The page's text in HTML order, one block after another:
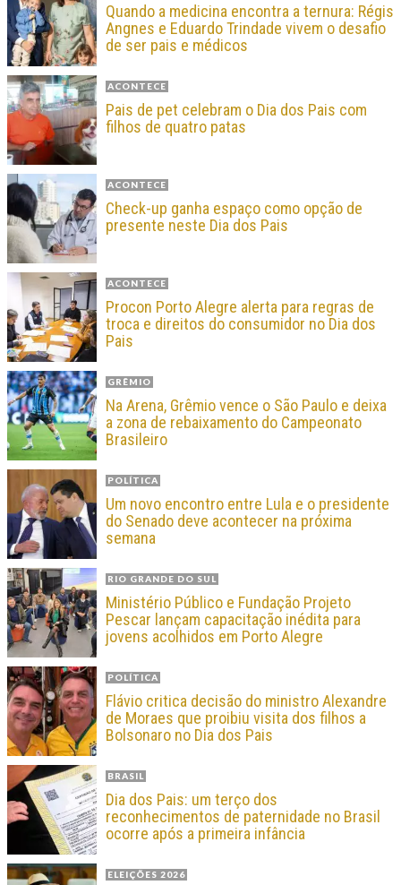
Quando a medicina encontra a ternura: Régis
Angnes e Eduardo Trindade vivem o desafio
de ser pais e médicos
ACONTECE
Pais de pet celebram o Dia dos Pais com
filhos de quatro patas
ACONTECE
Check-up ganha espaço como opção de
presente neste Dia dos Pais
ACONTECE
Procon Porto Alegre alerta para regras de
troca e direitos do consumidor no Dia dos
Pais
GRÊMIO
Na Arena, Grêmio vence o São Paulo e deixa
a zona de rebaixamento do Campeonato
Brasileiro
POLÍTICA
Um novo encontro entre Lula e o presidente
do Senado deve acontecer na próxima
semana
RIO GRANDE DO SUL
Ministério Público e Fundação Projeto
Pescar lançam capacitação inédita para
jovens acolhidos em Porto Alegre
POLÍTICA
Flávio critica decisão do ministro Alexandre
de Moraes que proibiu visita dos filhos a
Bolsonaro no Dia dos Pais
BRASIL
Dia dos Pais: um terço dos
reconhecimentos de paternidade no Brasil
ocorre após a primeira infância
ELEIÇÕES 2026